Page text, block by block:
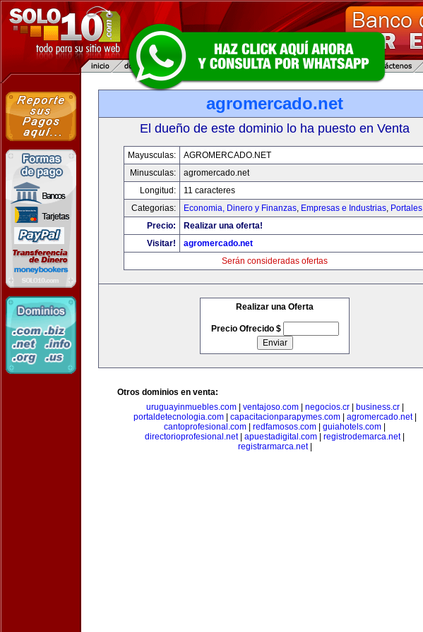
agromercado.net
El dueño de este dominio lo ha puesto en Venta
Mayusculas:
AGROMERCADO.NET
Minusculas:
agromercado.net
Longitud:
11 caracteres
Categorias:
Economia, Dinero y Finanzas, Empresas e Industrias, Portales
Precio:
Realizar una oferta!
Visitar!
agromercado.net
Serán consideradas ofertas
Realizar una Oferta
Precio Ofrecido $
Otros dominios en venta:
uruguayinmuebles.com| ventajoso.com| negocios.cr| business.cr|
portaldetecnologia.com| capacitacionparapymes.com| agromercado.net|
cantoprofesional.com
redfamosos.com guiahotels.com
directorioprofesional.net| apuestadigital.com registrodemarca.net|
registrarmarca.net|